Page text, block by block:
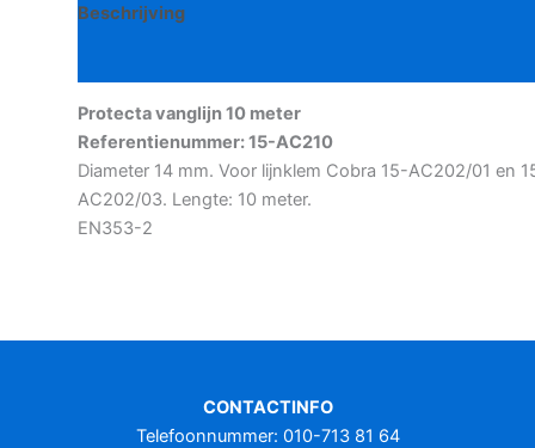
Beschrijving
Protecta vanglijn 10 meter
Referentienummer: 15-AC210
Diameter 14 mm. Voor lijnklem Cobra 15-AC202/01 en
AC202/03. Lengte: 10 meter.
EN353-2
CONTACTINFO
Telefoonnummer: 010-713 81 64